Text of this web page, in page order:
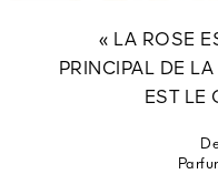
« LA ROSE
PRINCIPAL DE
EST LE